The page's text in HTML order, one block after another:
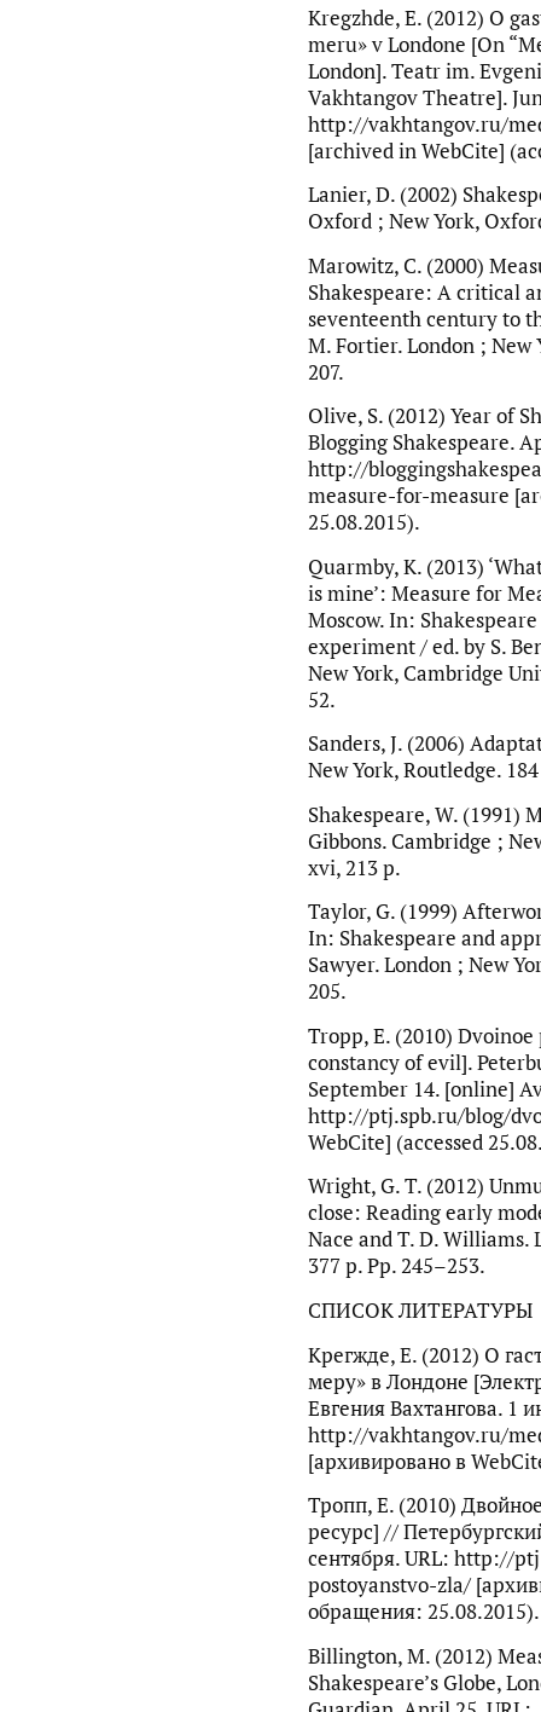
Kregzhde, E. (2012) O
meru» v Londone [On
London]. Teatr im.
Vakhtangov Theatre].
http://vakhtangov.ru/
[archived in WebCite]
Lanier, D. (2002)
Oxford ; New York,
Marowitz, C. (2000)
Shakespeare: A critical
seventeenth century to
M. Fortier. London ; New
207.
Olive, S. (2012) Year of
Blogging Shakespeare.
http://
measure-for-measure
25.08.2015).
Quarmby, K. (2013)
is mine’: Measure for
Moscow. In:
experiment / ed. by S.
New York, Cambridge
52.
Sanders, J. (2006)
New York, Routledge.
Shakespeare, W. (1991)
Gibbons. Cambridge ;
xvi, 213 p.
Taylor, G. (1999)
In: Shakespeare and
Sawyer. London ; New
205.
Tropp, Е. (2010)
constancy of evil].
September 14. [online]
http://ptj.spb.ru/blog/
WebCite] (accessed
Wright, G. T. (2012)
close: Reading early
Nace and T. D. Williams.
377 p. Pp. 245–253.
СПИСОК ЛИТЕРАТУРЫ
Крегжде, Е. (2012) О
меру» в Лондоне
Евгения Вахтангова. 1
http://vakhtangov.ru/
[архивировано в
Тропп, Е. (2010)
ресурс] //
сентября. URL: http://
postoyanstvo-zla/
обращения: 25.08.2015).
Billington, M. (2012)
Shakespeare’s Globe,